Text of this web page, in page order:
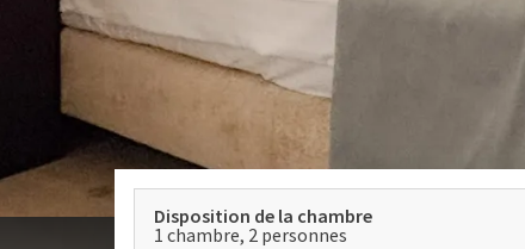
Disposition de la chambre
1 chambre, 2 personnes